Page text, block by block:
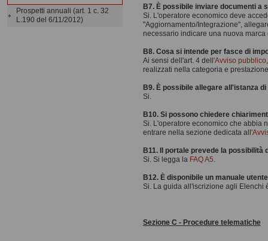
B7. È possibile inviare documenti a
Si. L'operatore economico deve
"Aggiornamento/Integrazione",
necessario indicare una nuova marca
B8. Cosa si intende per fasce di
Ai sensi dell'art. 4 dell'Avviso pubblico
realizzati nella categoria e
B9. È possibile allegare all'istanza
Si.
B10. Si possono chiedere
Si. L'operatore economico che abbia
entrare nella sezione dedicata all'
B11. Il portale prevede la
Si. Si legga la FAQ A5
B12. È disponibile un manuale
Si. La guida all'iscrizione agli Elenchi
Sezione C - Procedure telematiche
Prospetti annuali (art. 1 c. 32
L.190 del 6/11/2012)